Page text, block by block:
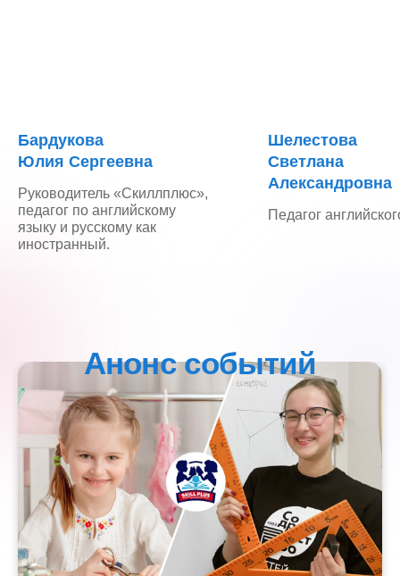
Бардукова
Юлия Сергеевна
Руководитель «Скиллплюс»,
педагог по английскому
языку и русскому как
иностранный.
Шелестова
Светлана
Александровна
Педагог